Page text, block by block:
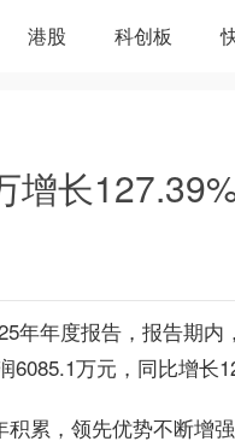
港股 科创板
增长
年年度报告，报告期内
万元，同比增长
累，领先优势不断增